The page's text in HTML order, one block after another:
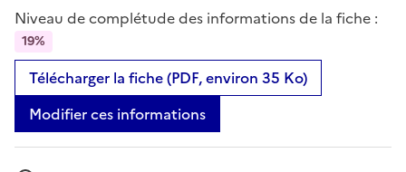
Niveau de complétude des informations de la fiche :
19%
Télécharger la fiche (PDF, environ 35 Ko)
Modifier ces informations